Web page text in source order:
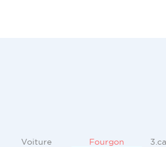
Voiture Fourgon